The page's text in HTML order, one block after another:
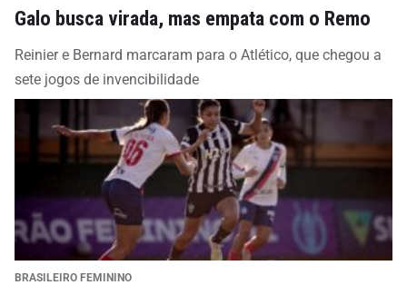
Galo busca virada, mas empata com o Remo
Reinier e Bernard marcaram para o Atlético, que chegou a
sete jogos de invencibilidade
BRASILEIRO FEMININO